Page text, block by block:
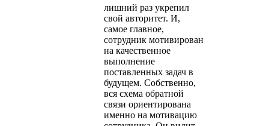
лишний раз укрепил
свой авторитет. И,
самое главное,
сотрудник мотивирован
на качественное
выполнение
поставленных задач в
будущем. Собственно,
вся схема обратной
связи ориентирована
именно на мотивацию